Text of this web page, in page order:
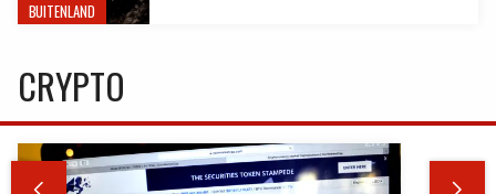
BUITENLAND
CRYPTO